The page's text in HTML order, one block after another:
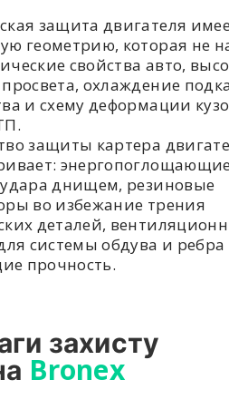
защита двигателя
геометрию, которая не
свойства авто,
охлаждение
и схему деформации
защиты картера
днищем, резиновые
во избежание трения
деталей,
системы обдува и ребра
прочность.
захисту
Bronex